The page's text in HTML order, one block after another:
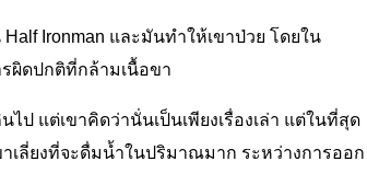
Ironman และมันทำให้เขาป่วย โดยใน
ผิดปกติที่กล้ามเนื้อขา
ไป แต่เขาคิดว่านั่นเป็นเพียงเรื่องเล่า แต่ในที่สุด
เลี่ยงที่จะดื่มน้ำในปริมาณมาก ระหว่างการออก